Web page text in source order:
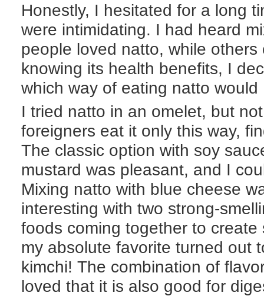
Honestly, I hesitated for a long
were intimidating. I had heard
people loved natto, while others
knowing its health benefits, I
which way of eating natto would
I tried natto in an omelet, but
foreigners eat it only this way,
The classic option with soy
mustard was pleasant, and I
Mixing natto with blue cheese
interesting with two strong-
foods coming together to
my absolute favorite turned out
kimchi! The combination of
loved that it is also good for